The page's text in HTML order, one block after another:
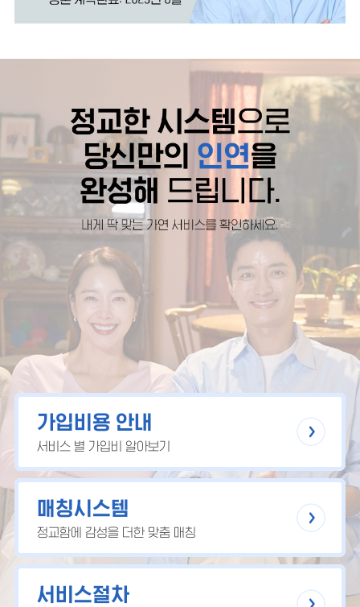
가입비용 안내
서비스 별 가입비 알아보기
매칭시스템
정교함에 감성을 더한 맞춤 매칭
서비스절차